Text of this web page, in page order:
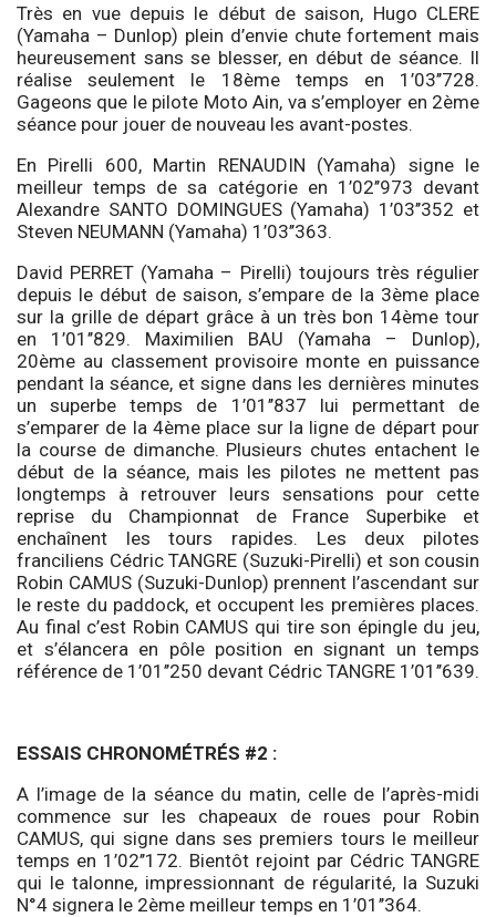
Très en vue depuis le début de saison, Hugo CLERE
(Yamaha – Dunlop) plein d’envie chute fortement mais
heureusement sans se blesser, en début de séance. Il
réalise seulement le 18ème temps en 1’03’’728.
Gageons que le pilote Moto Ain, va s’employer en 2ème
séance pour jouer de nouveau les avant-postes.
En Pirelli 600, Martin RENAUDIN (Yamaha) signe le
meilleur temps de sa catégorie en 1’02’’973 devant
Alexandre SANTO DOMINGUES (Yamaha) 1’03’’352 et
Steven NEUMANN (Yamaha) 1’03’’363.
David PERRET (Yamaha – Pirelli) toujours très régulier
depuis le début de saison, s’empare de la 3ème place
sur la grille de départ grâce à un très bon 14ème tour
en 1’01’’829. Maximilien BAU (Yamaha – Dunlop),
20ème au classement provisoire monte en puissance
pendant la séance, et signe dans les dernières minutes
un superbe temps de 1’01’’837 lui permettant de
s’emparer de la 4ème place sur la ligne de départ pour
la course de dimanche. Plusieurs chutes entachent le
début de la séance, mais les pilotes ne mettent pas
longtemps à retrouver leurs sensations pour cette
reprise du Championnat de France Superbike et
enchaînent les tours rapides. Les deux pilotes
franciliens Cédric TANGRE (Suzuki-Pirelli) et son cousin
Robin CAMUS (Suzuki-Dunlop) prennent l’ascendant sur
le reste du paddock, et occupent les premières places.
Au final c’est Robin CAMUS qui tire son épingle du jeu,
et s’élancera en pôle position en signant un temps
référence de 1’01’’250 devant Cédric TANGRE 1’01’’639.
ESSAIS CHRONOMÉTRÉS #2 :
A l’image de la séance du matin, celle de l’après-midi
commence sur les chapeaux de roues pour Robin
CAMUS, qui signe dans ses premiers tours le meilleur
temps en 1’02’’172. Bientôt rejoint par Cédric TANGRE
qui le talonne, impressionnant de régularité, la Suzuki
N°4 signera le 2ème meilleur temps en 1’01’’364.